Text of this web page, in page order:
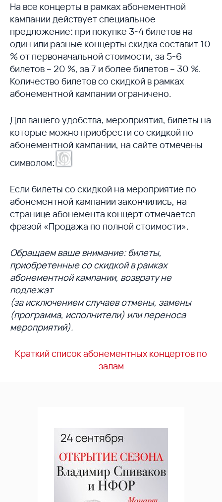
На все концерты в рамках абонементной
кампании действует специальное
предложение: при покупке 3-4 билетов на
один или разные концерты скидка составит 10
% от первоначальной стоимости, за 5-6
билетов – 20 %, за 7 и более билетов – 30 %.
Количество билетов со скидкой в рамках
абонементной кампании ограничено.
Для вашего удобства, мероприятия, билеты на
которые можно приобрести со скидкой по
абонементной кампании, на сайте отмечены
символом:
Если билеты со скидкой на мероприятие по
абонементной кампании закончились, на
странице абонемента концерт отмечается
фразой «Продажа по полной стоимости».
Обращаем ваше внимание: билеты,
приобретенные со скидкой в рамках
абонементной кампании, возврату не
подлежат
(за исключением случаев отмены, замены
(программа, исполнители) или переноса
мероприятий).
Краткий список абонементных концертов по
залам